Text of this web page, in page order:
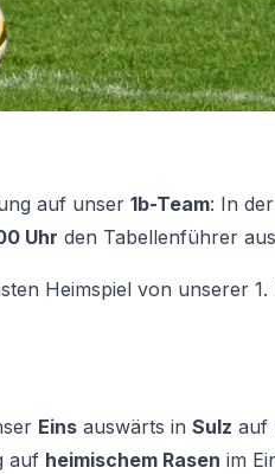
auf unser 1b-Team: In
Uhr den Tabellenführer aus
Heimspiel von unserer
Eins auswärts in Sulz auf
auf heimischem Rasen im